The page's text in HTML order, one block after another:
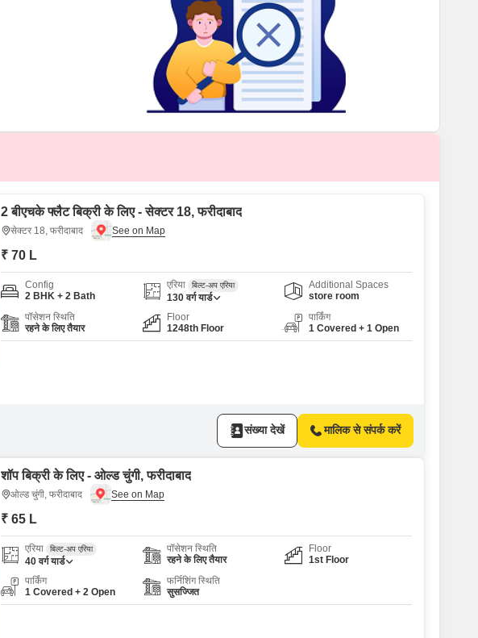
2 बीएचके फ्लैट बिक्री के लिए - सेक्टर 18, फरीदाबाद
सेक्टर 18, फरीदाबाद
₹ 70 L
Config
2 BHK + 2 Bath
एरिया बिल्ट-अप एरिया
130 वर्ग यार्ड
Additional Spaces
store room
पॉसेशन स्थिति
रहने के लिए तैयार
Floor
1248th Floor
पार्किंग
1 Covered + 1 Open
संख्या देखें मालिक से संपर्क करें
शॉप बिक्री के लिए - ओल्ड चुंगी, फरीदाबाद
ओल्ड चुंगी, फरीदाबाद
₹ 65 L
एरिया बिल्ट-अप एरिया
40 वर्ग यार्ड
पॉसेशन स्थिति
रहने के लिए तैयार
Floor
1st Floor
पार्किंग
1 Covered + 2 Open
फर्निशिंग स्थिति
सुसज्जित